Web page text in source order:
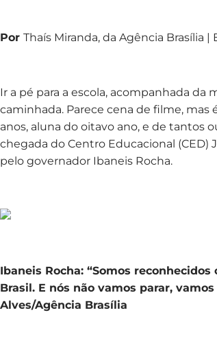
Por Thaís Miranda, da Agência Brasília |
Ir a pé para a escola, acompanhada
caminhada. Parece cena de filme, mas
anos, aluna do oitavo ano, e de tantos
chegada do Centro Educacional (CED)
pelo governador Ibaneis Rocha.
Ibaneis Rocha: “Somos
Brasil. E nós não vamos parar,
Alves/Agência Brasília